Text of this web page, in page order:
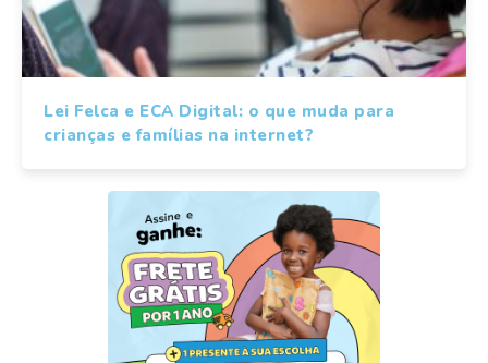
Lei Felca e ECA Digital: o que muda para
crianças e famílias na internet?